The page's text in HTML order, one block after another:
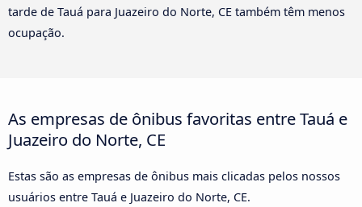
tarde de Tauá para Juazeiro do Norte, CE também têm menos
ocupação.
As empresas de ônibus favoritas entre Tauá e
Juazeiro do Norte, CE
Estas são as empresas de ônibus mais clicadas pelos nossos
usuários entre Tauá e Juazeiro do Norte, CE.